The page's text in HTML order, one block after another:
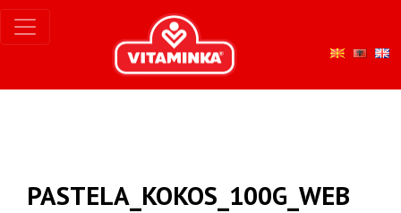
PASTELA_KOKOS_100G_WEB